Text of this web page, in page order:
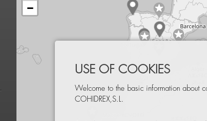
−
USE OF COOKIES
Welcome to the basic information about
COHIDREX,S.L.